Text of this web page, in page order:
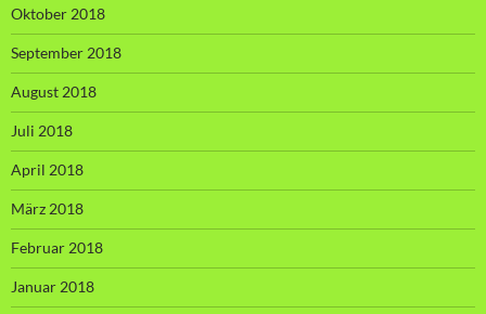
Oktober 2018
September 2018
August 2018
Juli 2018
April 2018
März 2018
Februar 2018
Januar 2018